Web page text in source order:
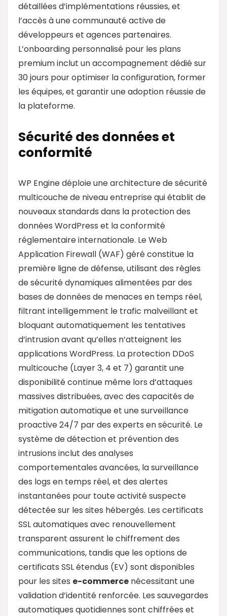
détaillées d’implémentations réussies, et
l’accès à une communauté active de
développeurs et agences partenaires.
L’onboarding personnalisé pour les plans
premium inclut un accompagnement dédié sur
30 jours pour optimiser la configuration, former
les équipes, et garantir une adoption réussie de
la plateforme.
Sécurité des données et
conformité
WP Engine déploie une architecture de sécurité
multicouche de niveau entreprise qui établit de
nouveaux standards dans la protection des
données WordPress et la conformité
réglementaire internationale. Le Web
Application Firewall (WAF) géré constitue la
première ligne de défense, utilisant des règles
de sécurité dynamiques alimentées par des
bases de données de menaces en temps réel,
filtrant intelligemment le trafic malveillant et
bloquant automatiquement les tentatives
d’intrusion avant qu’elles n’atteignent les
applications WordPress. La protection DDoS
multicouche (Layer 3, 4 et 7) garantit une
disponibilité continue même lors d’attaques
massives distribuées, avec des capacités de
mitigation automatique et une surveillance
proactive 24/7 par des experts en sécurité. Le
système de détection et prévention des
intrusions inclut des analyses
comportementales avancées, la surveillance
des logs en temps réel, et des alertes
instantanées pour toute activité suspecte
détectée sur les sites hébergés. Les certificats
SSL automatiques avec renouvellement
transparent assurent le chiffrement des
communications, tandis que les options de
certificats SSL étendus (EV) sont disponibles
pour les sites e-commerce nécessitant une
validation d’identité renforcée. Les sauvegardes
automatiques quotidiennes sont chiffrées et